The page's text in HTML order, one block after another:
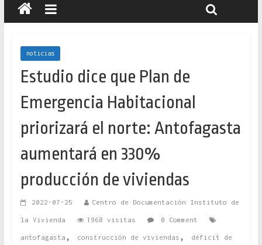
noticias
Estudio dice que Plan de
Emergencia Habitacional
priorizará el norte: Antofagasta
aumentará en 330%
producción de viviendas
2022-07-25 Centro de Documentación Instituto de
la Vivienda 1968 visitas 0 Comment
antofagasta , construcción de viviendas , déficit de